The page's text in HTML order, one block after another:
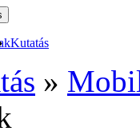
Kutatás
»